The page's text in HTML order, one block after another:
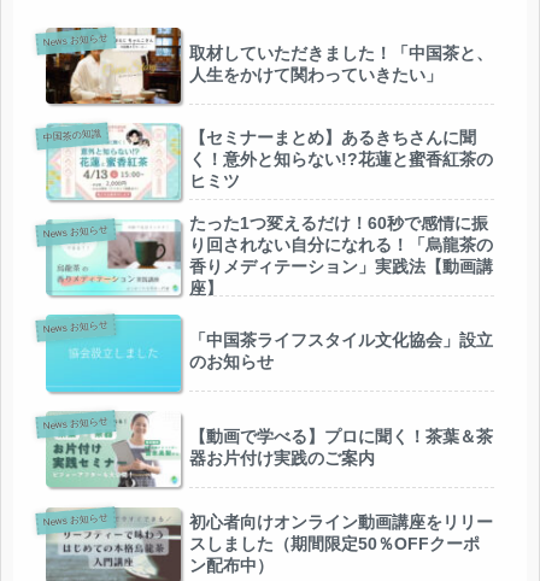
News お知らせ
取材していただきました！「中国茶と、
人生をかけて関わっていきたい」
中国茶の知識
【セミナーまとめ】あるきちさんに聞
く！意外と知らない!?花蓮と蜜香紅茶の
ヒミツ
News お知らせ
たった1つ変えるだけ！60秒で感情に振
り回されない自分になれる！「烏龍茶の
香りメディテーション」実践法【動画講
座】
News お知らせ
「中国茶ライフスタイル文化協会」設立
のお知らせ
News お知らせ
【動画で学べる】プロに聞く！茶葉＆茶
器お片付け実践のご案内
News お知らせ
初心者向けオンライン動画講座をリリー
スしました（期間限定50％OFFクーポ
ン配布中）